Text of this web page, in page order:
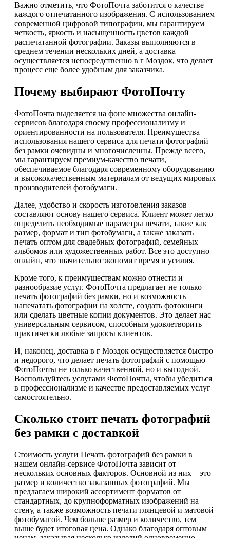
Важно отметить, что ФотоПочта заботится о качестве
каждого отпечатанного изображения. С использованием
современной цифровой типографии, мы гарантируем
четкость, яркость и насыщенность цветов каждой
распечатанной фотографии. Заказы выполняются в
среднем течении нескольких дней, а доставка
осуществляется непосредственно в г Моздок, что делает
процесс еще более удобным для заказчика.
Почему выбирают ФотоПочту
ФотоПочта выделяется на фоне множества онлайн-
сервисов благодаря своему профессионализму и
ориентированности на пользователя. Преимущества
использования нашего сервиса для печати фотографий
без рамки очевидны и многочисленны. Прежде всего,
мы гарантируем премиум-качество печати,
обеспечиваемое благодаря современному оборудованию
и высококачественным материалам от ведущих мировых
производителей фотобумаги.
Далее, удобство и скорость изготовления заказов
составляют основу нашего сервиса. Клиент может легко
определить необходимые параметры печати, такие как
размер, формат и тип фотобумаги, а также заказать
печать оптом для свадебных фотографий, семейных
альбомов или художественных работ. Все это доступно
онлайн, что значительно экономит время и усилия.
Кроме того, к преимуществам можно отнести и
разнообразие услуг. ФотоПочта предлагает не только
печать фотографий без рамки, но и возможность
напечатать фотографии на холсте, создать фотокниги
или сделать цветные копии документов. Это делает нас
универсальным сервисом, способным удовлетворить
практически любые запросы клиентов.
И, наконец, доставка в г Моздок осуществляется быстро
и недорого, что делает печать фотографий с помощью
ФотоПочты не только качественной, но и выгодной.
Воспользуйтесь услугами ФотоПочты, чтобы убедиться
в профессионализме и качестве предоставляемых услуг
самостоятельно.
Сколько стоит печать фотографий
без рамки с доставкой
Стоимость услуги Печать фотографий без рамки в
нашем онлайн-сервисе ФотоПочта зависит от
нескольких основных факторов. Основной из них – это
размер и количество заказанных фотографий. Мы
предлагаем широкий ассортимент форматов от
стандартных, до крупноформатных изображений на
стену, а также возможность печати глянцевой и матовой
фотобумагой. Чем больше размер и количество, тем
выше будет итоговая цена. Однако благодаря оптовым